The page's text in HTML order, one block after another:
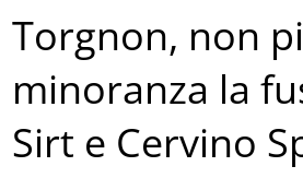
Torgnon, non
minoranza la
Sirt e Cervino